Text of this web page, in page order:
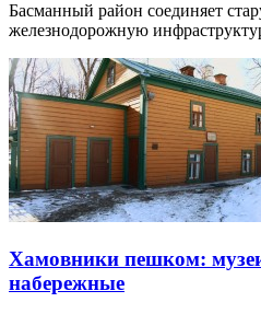
Басманный район соединяет
железнодорожную
Хамовники пешком:
набережные